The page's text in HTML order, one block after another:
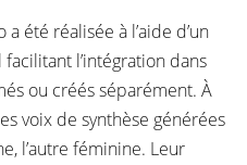
été réalisée à l’aide d’un
l’intégration dans
ou créés séparément. À
voix de synthèse générées
l’autre féminine. Leur